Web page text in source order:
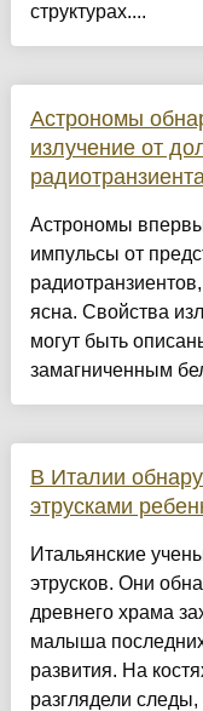
структурах....
Астрономы
излучение от
Астрономы
импульсы от
ясна. Свойства
могут быть
замагниченным
В Италии
этрусками
Итальянские
этрусков. Они
древнего храма
малыша
развития. На
разглядели следы,